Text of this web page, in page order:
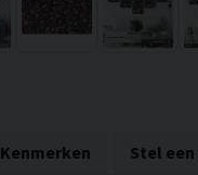
Kenmerken Stel